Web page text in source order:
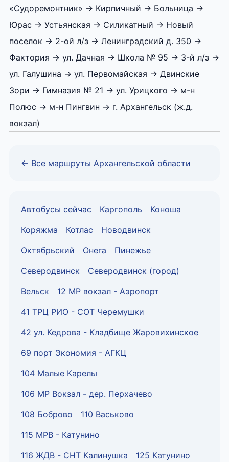
«Судоремонтник» → Кирпичный → Больница →
Юрас → Устьянская → Силикатный → Новый
поселок → 2-ой л/з → Ленинградский д. 350 →
Фактория → ул. Дачная → Школа № 95 → 3-й л/з →
ул. Галушина → ул. Первомайская → Двинские
Зори → Гимназия № 21 → ул. Урицкого → м-н
Полюс → м-н Пингвин → г. Архангельск (ж.д.
вокзал)
← Все маршруты Архангельской области
Автобусы сейчас Каргополь
Коноша
Коряжма
Котлас
Новодвинск
Октябрьский
Онега
Пинежье
Северодвинск
Северодвинск (город)
Вельск
12 МР вокзал - Аэропорт
41 ТРЦ РИО - СОТ Черемушки
42 ул. Кедрова - Кладбище Жаровихинское
69 порт Экономия - АГКЦ
104 Малые Карелы
106 МР Вокзал - дер. Перхачево
108 Боброво
110 Васьково
115 МРВ - Катунино
116 ЖДВ - СНТ Калинушка
125 Катунино